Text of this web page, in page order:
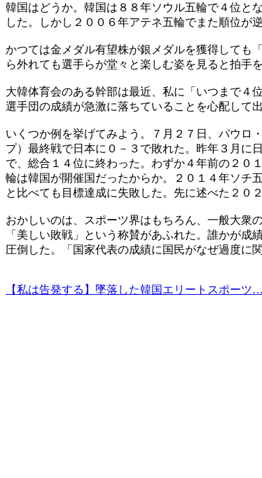
韓国はどうか。韓国は８８年ソウル五輪で４位と
した。しかし２００６年アテネ五輪でまた順位が
かつては金メダル有望株が銀メダルを獲得しても
ら外れても選手らが堂々と楽しむ姿を見ると拍手
大韓体育会のある幹部は最近、私に「いつまで４
選手団の成績が急激に落ちていることを心配して
いくつか例を挙げてみよう。７月２７日、パウロ
プ）最終戦で日本に０－３で敗れた。昨年３月に
で、総合１４位に終わった。わずか４年前の２０
輪は韓国が開催国だったからか。２０１４年ソチ
と比べても目標達成に失敗した。先に述べた２０
おかしいのは、スポーツ界はもちろん、一般大衆
「美しい敗戦」という称賛があふれた。誰かが
圧倒した。「国家代表の成績に国民がなぜ過度に
【私は告発する】墜落した韓国エリートスポー